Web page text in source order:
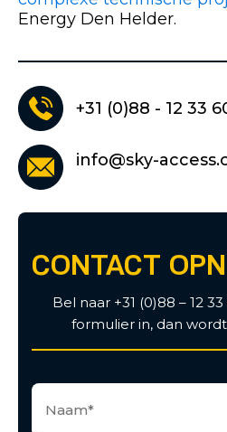
Energy Den Helder.
+31 (0)88 - 12 33
info@sky-
CONTACT
Bel naar +31 (0)88 – 12
formulier in, dan